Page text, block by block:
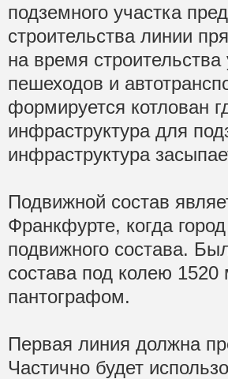
подземного участка
строительства линии
на время
пешеходов и
формируется котлован
инфраструктура для
инфраструктура
Подвижной состав
Франкфурте, когда
подвижного состава.
состава под колею
пантографом.
Первая линия должна
Частично будет